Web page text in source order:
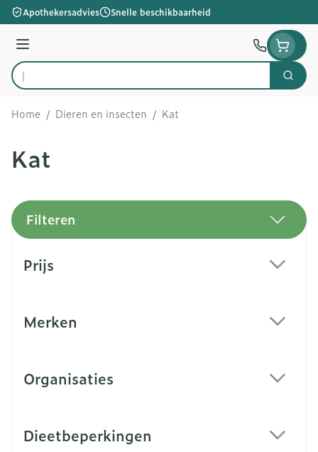
Ga naar de inhoud
Apothekersadvies Snelle beschikbaarheid
Menu
Product, merk, categorie...
Zoek
Home / Dieren en insecten / Kat
Kat
Filteren
Prijs
Merken
Organisaties
Dieetbeperkingen